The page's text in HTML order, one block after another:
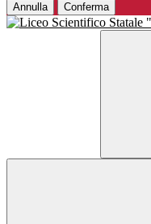
Annulla Conferma